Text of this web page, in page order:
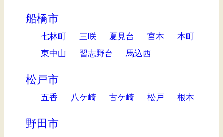
船橋市
七林町 三咲 夏見台 宮本
本町
東中山
習志野台 馬込西
松戸市
五香 八ケ崎 古ケ崎 松戸 根本
野田市